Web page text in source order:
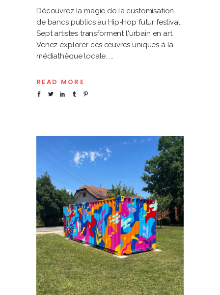
Découvrez la magie de la customisation
de bancs publics au Hip-Hop futur festival.
Sept artistes transforment l'urbain en art.
Venez explorer ces œuvres uniques à la
médiathèque locale.
READ MORE